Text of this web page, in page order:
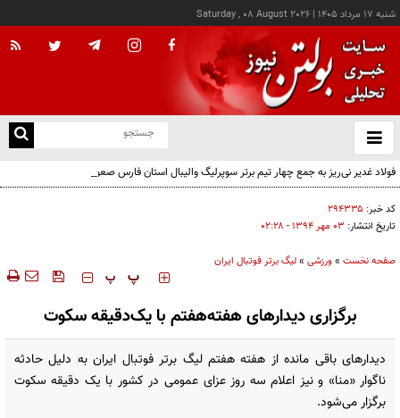
شنبه ۱۷ مرداد ۱۴۰۵ |
Saturday , 08 August 2026
باز
و
فولاد غدیر نی‌ریز به جمع چهار تیم برتر سوپرلیگ والیبال استان فارس صعود کرد
کد خبر: ۲۹۴۳۳۵
تاریخ انتشار: ۰۳ مهر ۱۳۹۴ - ۰۲:۲۸
صفحه نخست »ورزشی »لیگ برتر فوتبال ایران
‍‍‍ پ پ
برگزاری دیدارهای هفته‌هفتم با یک‌دقیقه سکوت
دیدارهای باقی مانده از هفته هفتم لیگ برتر فوتبال ایران به دلیل حادثه
ناگوار «منا» و نیز اعلام سه روز عزای عمومی در کشور با یک دقیقه سکوت
برگزار می‌شود.